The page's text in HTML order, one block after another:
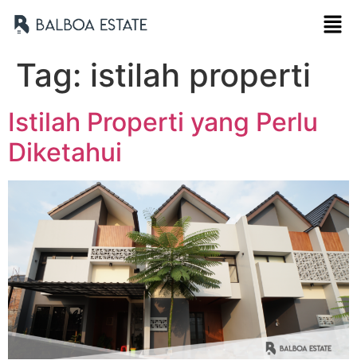
Tag: istilah properti
Istilah Properti yang Perlu
Diketahui
Nama Lengkap